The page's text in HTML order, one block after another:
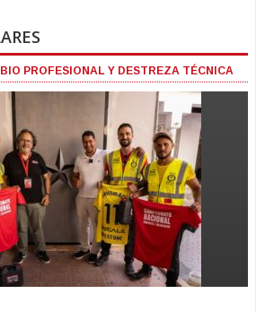
PROFESIONAL Y DESTREZA TÉCNICA